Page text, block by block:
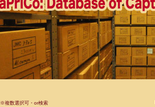
※複数選択可・or検索